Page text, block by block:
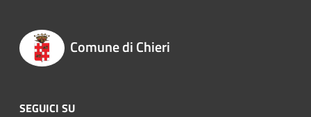
Comune di Chieri
SEGUICI SU